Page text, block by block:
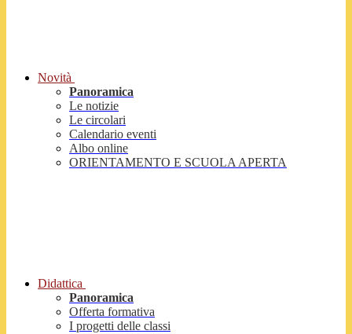
Novità
Panoramica
Le notizie
Le circolari
Calendario eventi
Albo online
ORIENTAMENTO E SCUOLA APERTA
Didattica
Panoramica
Offerta formativa
I progetti delle classi